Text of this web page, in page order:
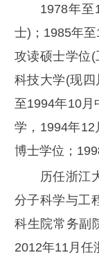
1978年至
士)；1985年
攻读硕士学位
科技大学(现四
至1994年10月
学，1994年
博士学位；
历任浙江大
分子科学与工
科生院常务副
2012年11月任